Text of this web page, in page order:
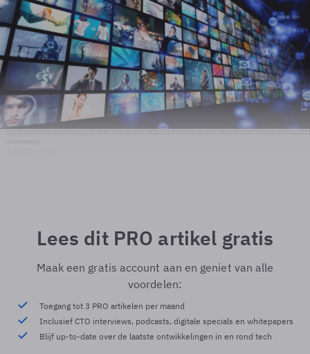
Lees dit PRO artikel gratis
Maak een gratis account aan en geniet van alle
voordelen:
Toegang tot 3 PRO artikelen per maand
Inclusief CTO interviews, podcasts, digitale specials en whitepapers
Blijf up-to-date over de laatste ontwikkelingen in en rond tech